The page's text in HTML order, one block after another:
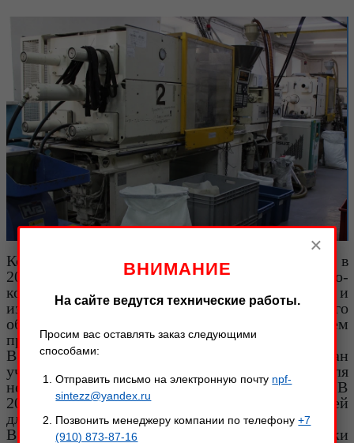
Акции
Компания ООО НПФ «Синтез» организована в
2006 году. Изначально фирма занималась опытно-
констукторскими работами, разработкой и
изготовлением специального технологического
оборудования, разработкой и изготовлением
прессформ.
В 2008 году на предприятии был организован
участок по изготовлению заготовок для
некоторых ножевых предприятий г. Ворсмы. В
2010 году начато производство различных ножей
для крупных оптовых фирм под их брендом.
В 2018 году произошел успешный запуск линейки
×
ВНИМАНИЕ
На сайте ведутся технические работы.
Просим вас оставлять заказ следующими
способами:
Отправить письмо на электронную почту npf-
sintezz@yandex.ru
Позвонить менеджеру компании по телефону+7
(910) 873-87-16